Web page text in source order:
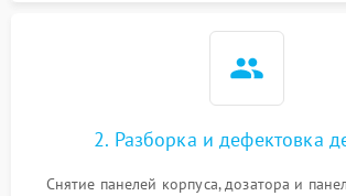
2. Разборка и дефектовка
Снятие панелей корпуса, дозатора и